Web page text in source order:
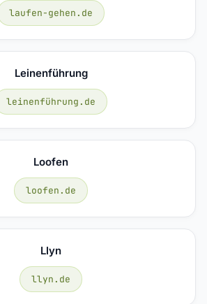
laufen-gehen.de
Leinenführung
leinenführung.de
Loofen
loofen.de
Llyn
llyn.de